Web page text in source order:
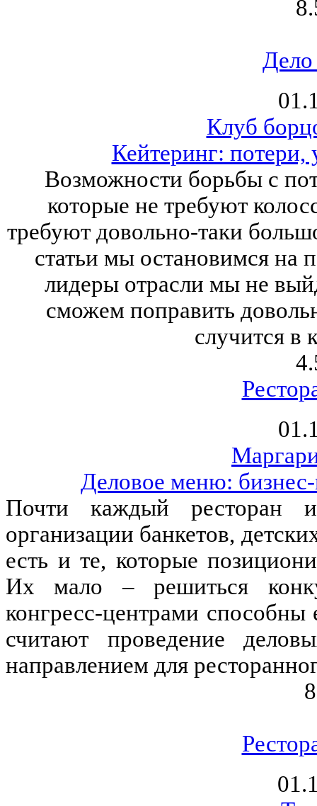
Дело
Клуб
Кейтеринг: потери,
Возможности борьбы с
которые не требуют
требуют довольно-таки
статьи мы остановимся на
лидеры отрасли мы не
сможем поправить
случится в
Деловое меню:
Почти каждый ресторан
организации банкетов,
есть и те, которые
Их мало – решиться
конгресс-центрами
считают проведение
направлением для